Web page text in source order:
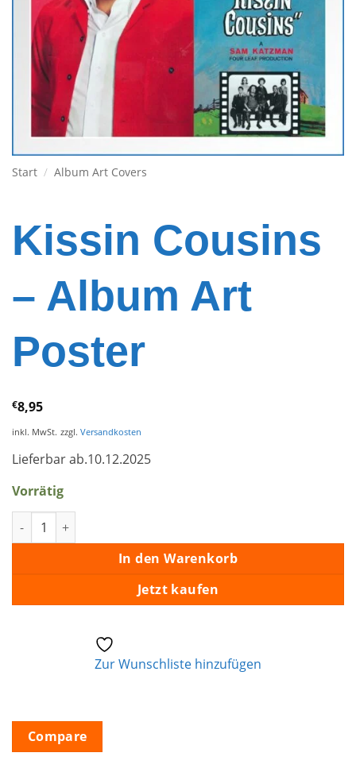
Start / Album Art Covers
Kissin Cousins
– Album Art
Poster
€8,95
inkl. MwSt. zzgl. Versandkosten
Lieferbar ab.10.12.2025
Vorrätig
Kissin Cousins – Album Art Poster Menge
In den Warenkorb
Jetzt kaufen
Zur Wunschliste hinzufügen
Compare